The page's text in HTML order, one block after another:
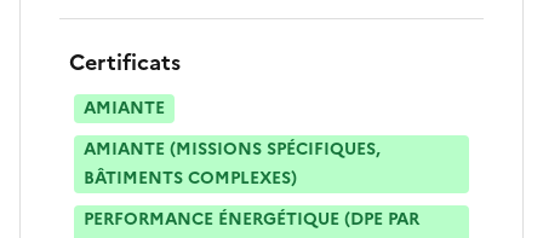
Certificats
AMIANTE
AMIANTE (MISSIONS SPÉCIFIQUES,
BÂTIMENTS COMPLEXES)
PERFORMANCE ÉNERGÉTIQUE (DPE PAR